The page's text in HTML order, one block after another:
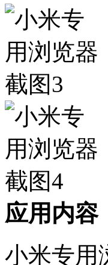
应用内容
小米专用